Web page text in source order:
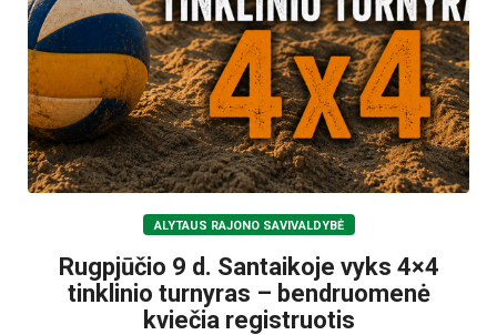
ALYTAUS RAJONO SAVIVALDYBĖ
Rugpjūčio 9 d. Santaikoje vyks 4×4
tinklinio turnyras – bendruomenė
kviečia registruotis